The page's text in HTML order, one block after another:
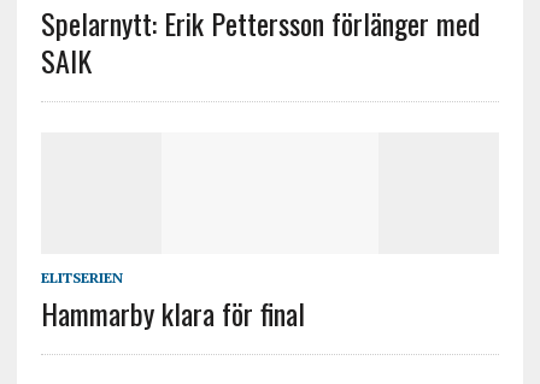
Spelarnytt: Erik Pettersson förlänger med
SAIK
ELITSERIEN
Hammarby klara för final